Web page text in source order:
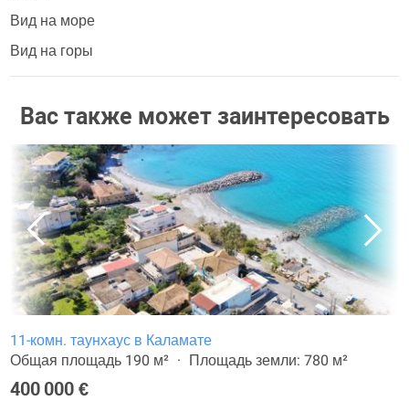
Вид на море
Вид на горы
Вас также может заинтересовать
11-комн. таунхаус в Каламате
Общая площадь 190 м²
Площадь земли: 780 м²
400 000 €